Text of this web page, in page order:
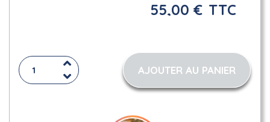
55,00 € TTC
AJOUTER AU PANIER